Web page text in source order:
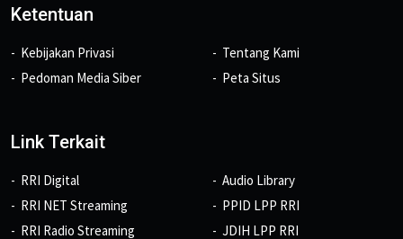
Ketentuan
Kebijakan Privasi
Pedoman Media Siber
Tentang Kami
Peta Situs
Link Terkait
RRI Digital
RRI NET Streaming
RRI Radio Streaming
Audio Library
PPID LPP RRI
JDIH LPP RRI